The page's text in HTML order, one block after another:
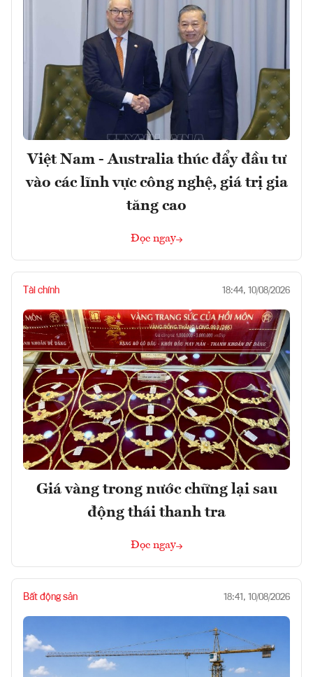
Việt Nam - Australia thúc đẩy đầu tư
vào các lĩnh vực công nghệ, giá trị gia
tăng cao
Đọc ngay
Tài chính 18:44, 10/08/2026
Giá vàng trong nước chững lại sau
động thái thanh tra
Đọc ngay
Bất động sản 18:41, 10/08/2026